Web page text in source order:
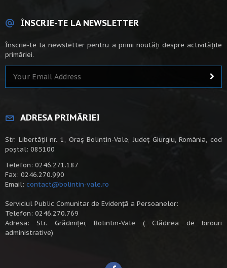
ÎNSCRIE-TE LA NEWSLETTER
Înscrie-te la newsletter pentru a primi noutăți despre activitățile
primăriei.
ADRESA PRIMĂRIEI
Str. Libertății nr. 1, Oraș Bolintin-Vale, Județ Giurgiu, România, cod
poștal: 085100
Telefon: 0246.271.187
Fax: 0246.270.990
Email: contact@bolintin-vale.ro
Serviciul Public Comunitar de Evidență a Persoanelor:
Telefon: 0246.270.769
Adresa: Str. Grădiniței, Bolintin-Vale ( Clădirea de birouri
administrative)